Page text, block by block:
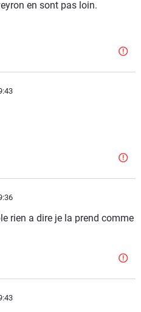
en sont pas loin.
rien a dire je la prend comme